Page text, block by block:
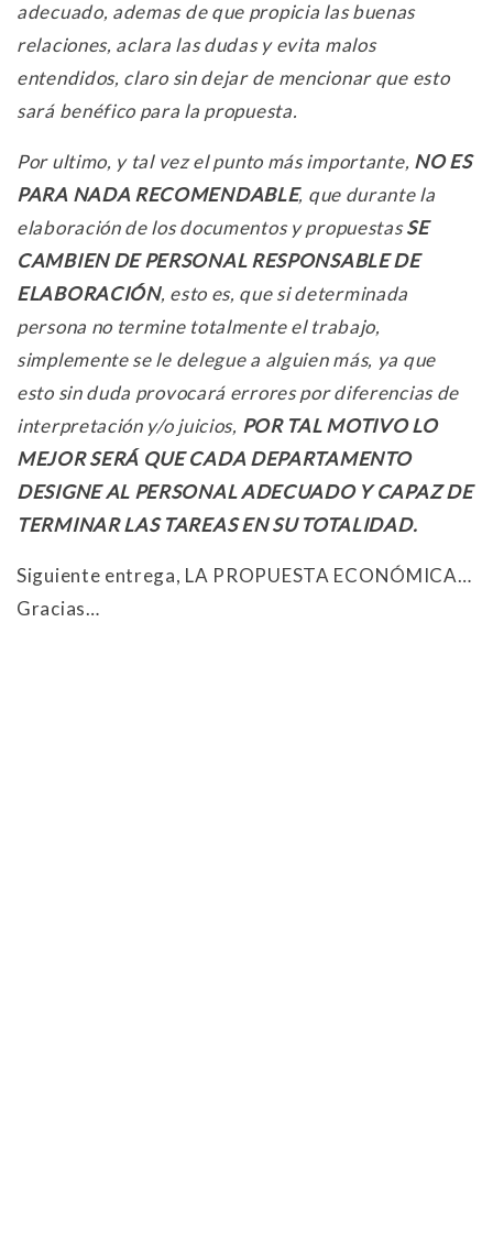
adecuado, ademas de que propicia las buenas
relaciones, aclara las dudas y evita malos
entendidos, claro sin dejar de mencionar que esto
sará benéfico para la propuesta.
Por ultimo, y tal vez el punto más importante, NO ES
PARA NADA RECOMENDABLE, que durante la
elaboración de los documentos y propuestasSE
CAMBIEN DE PERSONAL RESPONSABLE DE
ELABORACIÓN, esto es, que si determinada
persona no termine totalmente el trabajo,
simplemente se le delegue a alguien más, ya que
esto sin duda provocará errores por diferencias de
interpretación y/o juicios, POR TAL MOTIVO LO
MEJOR SERÁ QUE CADA DEPARTAMENTO
DESIGNE AL PERSONAL ADECUADO Y CAPAZ DE
TERMINAR LAS TAREAS EN SU TOTALIDAD.
Siguiente entrega, LA PROPUESTA ECONÓMICA…
Gracias…